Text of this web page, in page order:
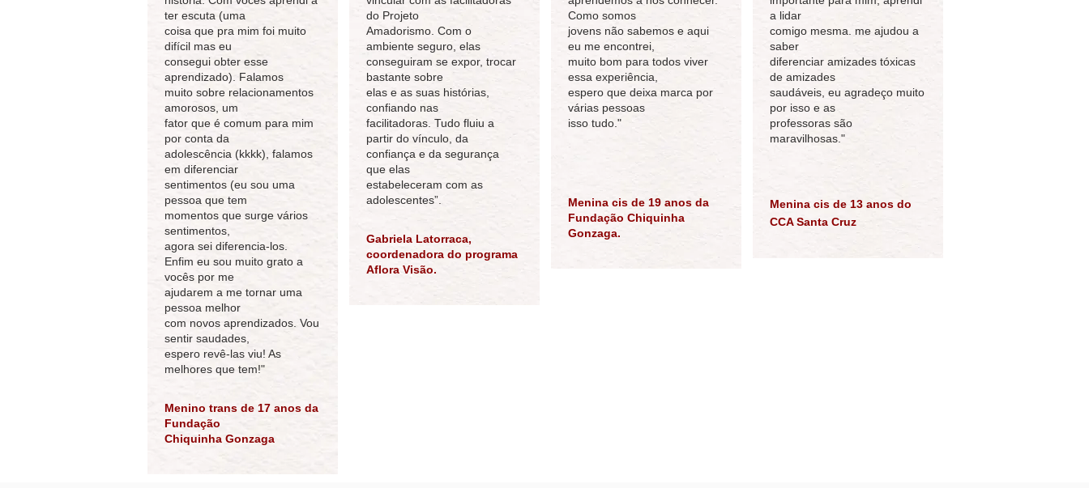
ter escuta (uma
coisa que pra mim foi muito
difícil mas eu
consegui obter esse
aprendizado). Falamos
muito sobre relacionamentos
amorosos, um
fator que é comum para mim
por conta da
adolescência (kkkk), falamos
em diferenciar
sentimentos (eu sou uma
pessoa que tem
momentos que surge vários
sentimentos,
agora sei diferencia-los.
Enfim eu sou muito grato a
vocês por me
ajudarem a me tornar uma
pessoa melhor
com novos aprendizados. Vou
sentir saudades,
espero revê-las viu! As
melhores que tem!"
Menino trans de 17 anos da
Fundação
Chiquinha Gonzaga
do Projeto
Amadorismo. Com o
ambiente seguro, elas
conseguiram se expor, trocar
bastante sobre
elas e as suas histórias,
confiando nas
facilitadoras. Tudo fluiu a
partir do vínculo, da
confiança e da segurança
que elas
estabeleceram com as
adolescentes”.
Gabriela Latorraca,
coordenadora do programa
Aflora Visão.
Como somos
jovens não sabemos e aqui
eu me encontrei,
muito bom para todos viver
essa experiência,
espero que deixa marca por
várias pessoas
isso tudo."
Menina cis de 19 anos da
Fundação Chiquinha
Gonzaga.
a lidar
comigo mesma. me ajudou a
saber
diferenciar amizades tóxicas
de amizades
saudáveis, eu agradeço muito
por isso e as
professoras são
maravilhosas."
Menina cis de 13 anos do
CCA Santa Cruz